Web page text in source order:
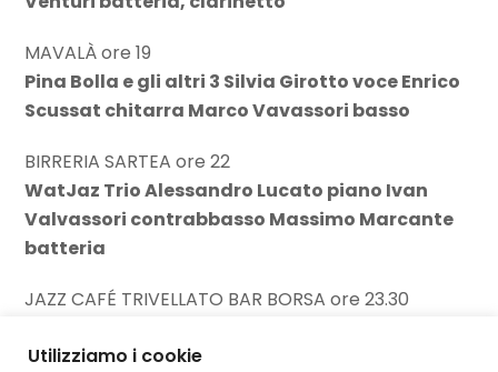
MAVALÀ ore 19
Pina Bolla e gli altri 3 Silvia Girotto voce Enrico
Scussat chitarra Marco Vavassori basso
BIRRERIA SARTEA ore 22
WatJaz Trio Alessandro Lucato piano Ivan
Valvassori contrabbasso Massimo Marcante
batteria
JAZZ CAFÉ TRIVELLATO BAR BORSA ore 23.30
Beppe Pilotto contrabbasso Marco Carlesso
Utilizziamo i cookie